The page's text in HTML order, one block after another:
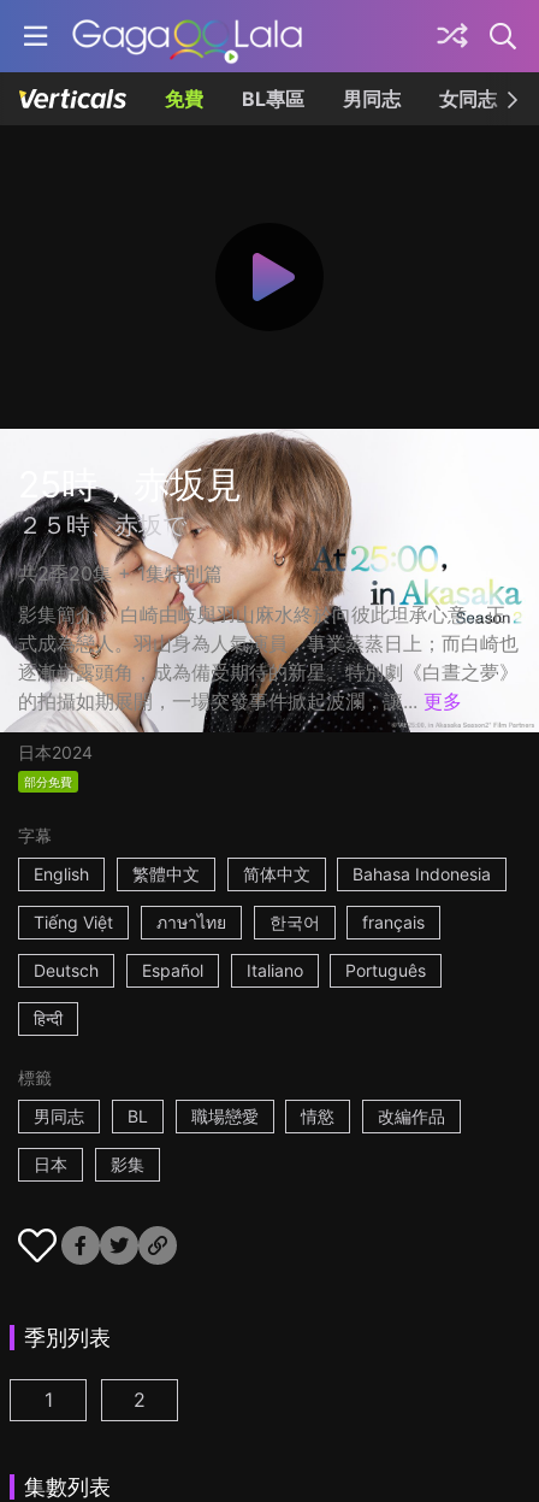
免費 BL專區 男同志 女同志
25時，赤坂見
２５時、赤坂で
共2季20集 + 1集特別篇
影集簡介： 白崎由岐與羽山麻水終於向彼此坦承心意，正
式成為戀人。羽山身為人氣演員，事業蒸蒸日上；而白崎也
逐漸嶄露頭角，成為備受期待的新星。特別劇《白晝之夢》
的拍攝如期展開，一場突發事件掀起波瀾，讓... 更多
日本2024
部分免費
字幕
English
繁體中文 简体中文 Bahasa Indonesia
Tiếng Việt ภาษาไทย 한국어 français
Deutsch Español Italiano Português
हिन्दी
標籤
男同志
BL 職場戀愛 情慾 改編作品
日本 影集
季別列表
25時，赤坂見 第1集
1 25時，赤坂見 第2季 第1集
2
集數列表